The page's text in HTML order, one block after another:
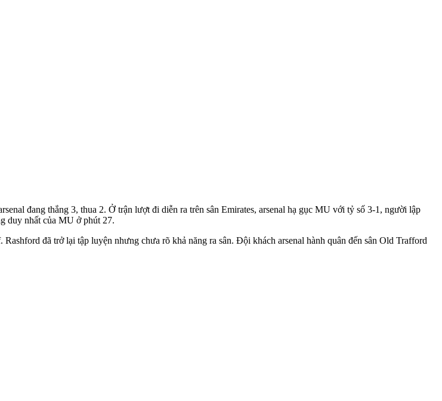
đang thắng 3, thua 2. Ở trận lượt đi diễn ra trên sân Emirates, ars‌enal hạ gục MU với tỷ số 3-1, người lập
duy nhất của MU ở phút 27.
đã trở lại tập luyện nhưng chưa rõ khả năng ra sân. Đội khách ars‌enal hành quân đến sân Old Trafford